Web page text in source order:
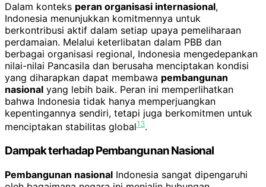
Dalam konteks peran organisasi internasional,
Indonesia menunjukkan komitmennya untuk
berkontribusi aktif dalam setiap upaya pemeliharaan
perdamaian. Melalui keterlibatan dalam PBB dan
berbagai organisasi regional, Indonesia mengedepankan
nilai-nilai Pancasila dan berusaha menciptakan kondisi
yang diharapkan dapat membawa pembangunan
nasional yang lebih baik. Peran ini memperlihatkan
bahwa Indonesia tidak hanya memperjuangkan
kepentingannya sendiri, tetapi juga berkomitmen untuk
menciptakan stabilitas global13.
Dampak terhadap Pembangunan Nasional
Pembangunan nasional Indonesia sangat dipengaruhi